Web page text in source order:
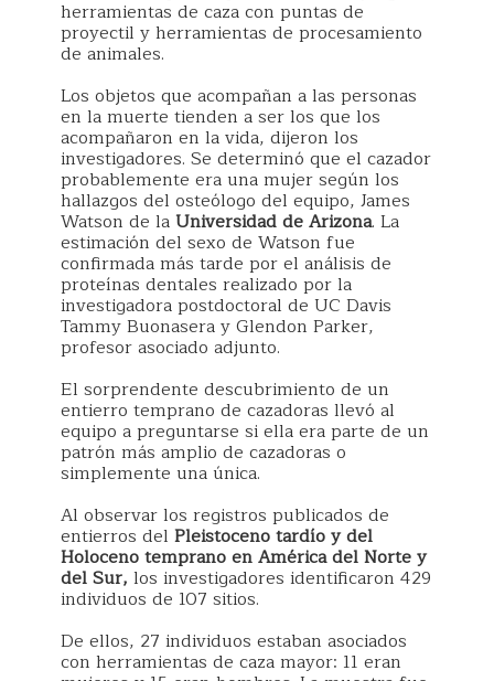
herramientas de caza con puntas de
proyectil y herramientas de procesamiento
de animales.
Los objetos que acompañan a las personas
en la muerte tienden a ser los que los
acompañaron en la vida, dijeron los
investigadores. Se determinó que el cazador
probablemente era una mujer según los
hallazgos del osteólogo del equipo, James
Watson de laUniversidad de Arizona. La
estimación del sexo de Watson fue
confirmada más tarde por el análisis de
proteínas dentales realizado por la
investigadora postdoctoral de UC Davis
Tammy Buonasera y Glendon Parker,
profesor asociado adjunto.
El sorprendente descubrimiento de un
entierro temprano de cazadoras llevó al
equipo a preguntarse si ella era parte de un
patrón más amplio de cazadoras o
simplemente una única.
Al observar los registros publicados de
entierros del Pleistoceno tardío y del
Holoceno temprano en América del Norte y
del Sur, los investigadores identificaron 429
individuos de 107 sitios.
De ellos, 27 individuos estaban asociados
con herramientas de caza mayor: 11 eran